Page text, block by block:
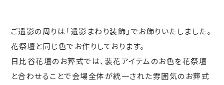
ご遺影の周りは「遺影まわり装飾」でお飾りいたしました。
花祭壇と同じ色でお作りしております。
日比谷花壇のお葬式では、装花アイテムのお色を花祭壇
と合わせることで会場全体が統一された雰囲気のお葬式